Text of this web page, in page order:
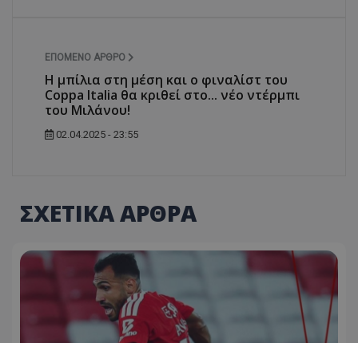
ΕΠΌΜΕΝΟ ΆΡΘΡΟ
Η μπίλια στη μέση και ο φιναλίστ του
Coppa Italia θα κριθεί στο... νέο ντέρμπι
του Μιλάνου!
02.04.2025 - 23:55
ΣΧΕΤΙΚΑ ΑΡΘΡΑ